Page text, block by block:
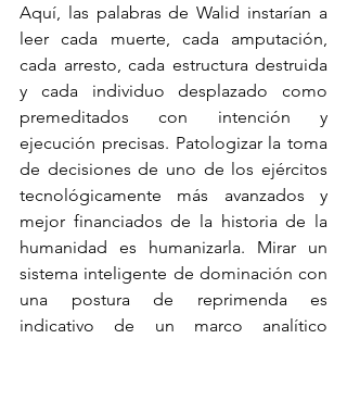
Aquí, las palabras de Walid instarían a
leer cada muerte, cada amputación,
cada arresto, cada estructura destruida
y cada individuo desplazado como
premeditados con intención y
ejecución precisas. Patologizar la toma
de decisiones de uno de los ejércitos
tecnológicamente más avanzados y
mejor financiados de la historia de la
humanidad es humanizarla. Mirar un
sistema inteligente de dominación con
una postura de reprimenda es
indicativo de un marco analítico